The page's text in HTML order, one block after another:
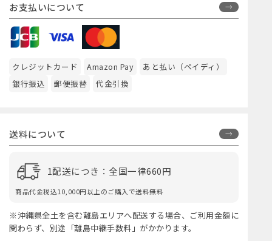
お支払いについて
クレジットカード Amazon Pay
あと払い（ペイディ）
銀行振込
郵便振替 代金引換
送料について
1配送につき：全国一律660円
商品代金税込10,000円以上のご購入で送料無料
※沖縄県全土を含む離島エリアへ配送する場合、ご利用金額に
関わらず、別途「離島中継手数料」がかかります。